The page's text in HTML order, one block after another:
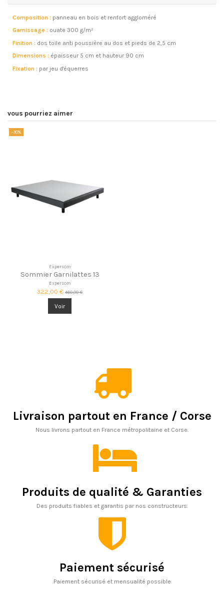
Composition : panneau en bois et renfort aggloméré
Garnissage : ouate 300 g/m²
Finition : dos toile anti poussière au dos et pieds de 2,5 cm
Dimensions : épaisseur 5 cm et hauteur 90 cm
Fixation : par jeu d'équerres
vous pourriez aimer
-30%
Expersom
Sommier Garnilattes 13
Expersom
322,00 € 460,00 €
Voir
Livraison partout en France / Corse
Nous livrons partout en France métropolitaine et Corse.
Produits de qualité & Garanties
Des produits fiables et garantis par nos constructeurs.
Paiement sécurisé
Paiement sécurisé et mensualité possible